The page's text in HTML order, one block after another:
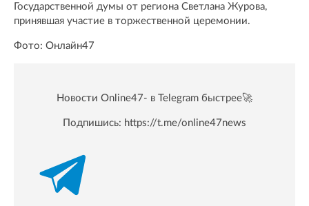
Государственной думы от региона Светлана Журова,
принявшая участие в торжественной церемонии.
Фото: Онлайн47
Новости Online47- в Telegram быстрее🚀
Подпишись: https://t.me/online47news